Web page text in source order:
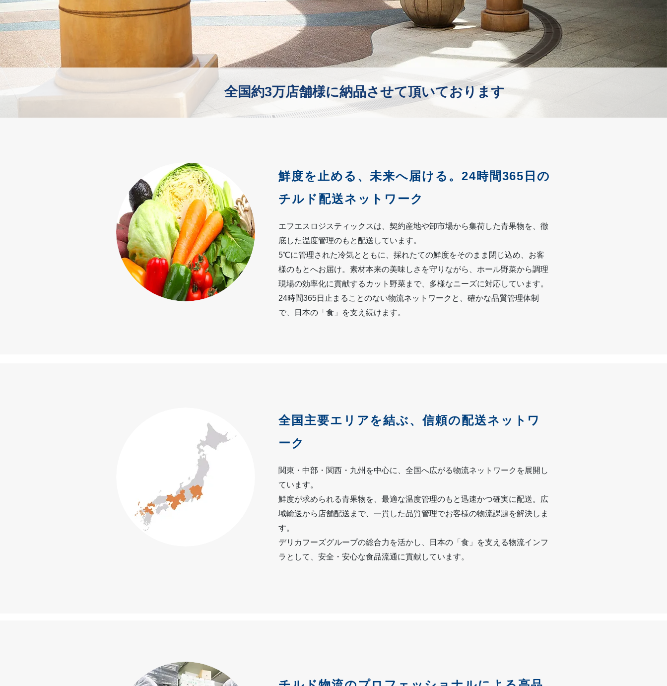
全国約3万店舗様に納品させて頂いております
鮮度を止める、未来へ届ける。24時間365日の
チルド配送ネットワーク
エフエスロジスティックスは、契約産地や卸市場から集荷した青果物を、徹
底した温度管理のもと配送しています。
5℃に管理された冷気とともに、採れたての鮮度をそのまま閉じ込め、お客
様のもとへお届け。素材本来の美味しさを守りながら、ホール野菜から調理
現場の効率化に貢献するカット野菜まで、多様なニーズに対応しています。
24時間365日止まることのない物流ネットワークと、確かな品質管理体制
で、日本の「食」を支え続けます。
全国主要エリアを結ぶ、信頼の配送ネットワ
ーク
関東・中部・関西・九州を中心に、全国へ広がる物流ネットワークを展開し
ています。
鮮度が求められる青果物を、最適な温度管理のもと迅速かつ確実に配送。広
域輸送から店舗配送まで、一貫した品質管理でお客様の物流課題を解決しま
す。
デリカフーズグループの総合力を活かし、日本の「食」を支える物流インフ
ラとして、安全・安心な食品流通に貢献しています。